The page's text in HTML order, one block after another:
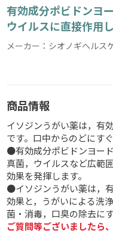
有効成分ポビドンヨ
ウイルスに直接作用
メーカー：シオノギヘル
商品情報
イソジンうがい薬は，有
です。口中からのどにす
●有効成分ポビドンヨー
真菌，ウイルスなど広範
効果を発揮します。
●イソジンうがい薬は，
効果と，うがいによる洗
菌・消毒，口臭の除去に
ご質問等ございましたら